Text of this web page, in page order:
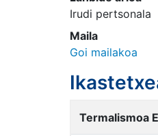
Irudi pertsonala
Maila
Goi mailakoa
Termalismoa